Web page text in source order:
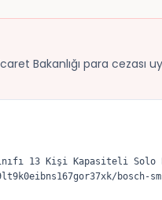
Bakanlığı para
13 Kişi Kapasiteli Solo